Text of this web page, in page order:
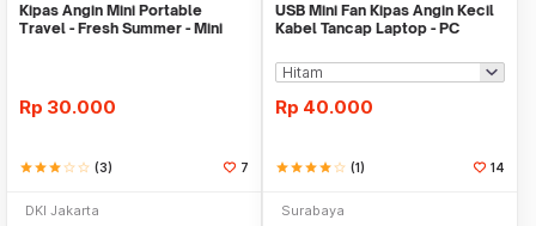
Kipas Angin Mini Portable
Travel - Fresh Summer - Mini
Rp 30.000
starstarstarstar_borderstar_border (3) 7
DKI Jakarta
USB Mini Fan Kipas Angin Kecil
Kabel Tancap Laptop - PC
Rp 40.000
starstarstarstarstar_border (1) 14
Surabaya